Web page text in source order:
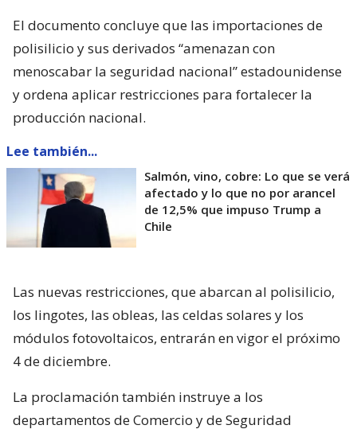
El documento concluye que las importaciones de
polisilicio y sus derivados “amenazan con
menoscabar la seguridad nacional” estadounidense
y ordena aplicar restricciones para fortalecer la
producción nacional.
Lee también...
Salmón, vino, cobre: Lo que se verá
afectado y lo que no por arancel
de 12,5% que impuso Trump a
Chile
Las nuevas restricciones, que abarcan al polisilicio,
los lingotes, las obleas, las celdas solares y los
módulos fotovoltaicos, entrarán en vigor el próximo
4 de diciembre.
La proclamación también instruye a los
departamentos de Comercio y de Seguridad